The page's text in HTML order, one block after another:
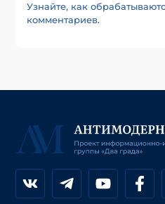
Узнайте, как
комментариев.